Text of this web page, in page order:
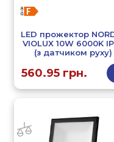
LED прожектор
VIOLUX 10W 6000K
(з датчиком руху)
560.95 грн.